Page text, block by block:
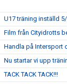
U17 träning inställd
Film från Cityidrotts
Handla på Intersport
Nu startar vi upp
TACK TACK TACK!!!